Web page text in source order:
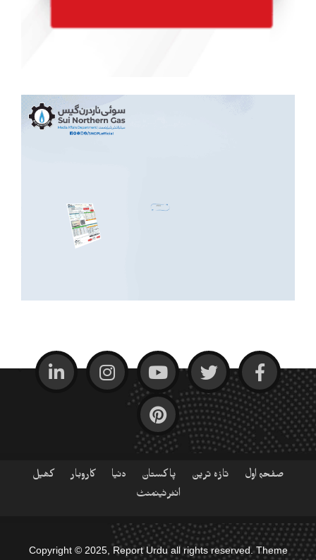
صفحہ اول تازہ ترین پاکستان دنیا کاروبار
کھیل
انٹرٹینمنٹ
Copyright © 2025, Report Urdu all rights reserved. Theme